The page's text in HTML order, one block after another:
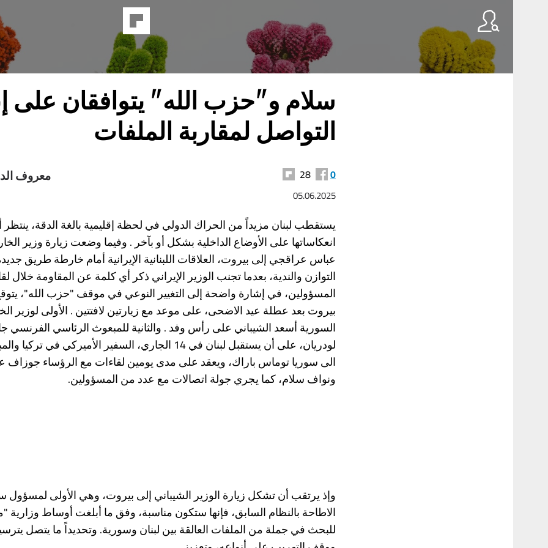
سلام و"حزب الله" يتوافقان على
التواصل لمقاربة الملفات
معروف 28 0
05.06.2025
يستقطب لبنان مزيداً من الحراك الدولي في لحظة إقليمية بالغة الدقة،
انعكاساتها على الأوضاع الداخلية بشكل أو بآخر . وفيما وضعت زيارة وزير
عباس عراقجي إلى بيروت، العلاقات اللبنانية الإيرانية أمام خارطة طريق
التوازن والندية، بعدما تجنب الوزير الإيراني ذكر أي كلمة عن المقاومة خلال
المسؤولين، في إشارة واضحة إلى التغيير النوعي في موقف "حزب الله"،
بيروت بعد عطلة عيد الاضحى، على موعد مع زيارتين لافتتين . الأولى لوزير
السورية أسعد الشيباني على رأس وفد . والثانية للمبعوث الرئاسي الفرنسي
لودريان، على أن يستقبل لبنان في 14 الجاري، السفير الأميركي
الى سوريا توماس باراك، ويعقد على مدى يومين لقاءات مع الرؤساء جوزاف
ونواف سلام، كما يجري جولة اتصالات مع عدد من المسؤولين.
وإذ يرتقب أن تشكل زيارة الوزير الشيباني إلى بيروت، وهي الأولى لمسؤول
الاطاحة بالنظام السابق، فإنها ستكون مناسبة، وفق ما أبلغت أوساط وزارية
للبحث في جملة من الملفات العالقة بين لبنان وسورية. وتحديداً ما يتصل